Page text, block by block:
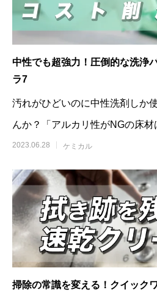
中性でも超強力！圧倒的な洗浄
ラ7
汚れがひどいのに中性洗剤しか
んか？「アルカリ性がNGの床
かない」と聞くこともあります。
2023.06.28 ケミカル
掃除の常識を変える！クイック